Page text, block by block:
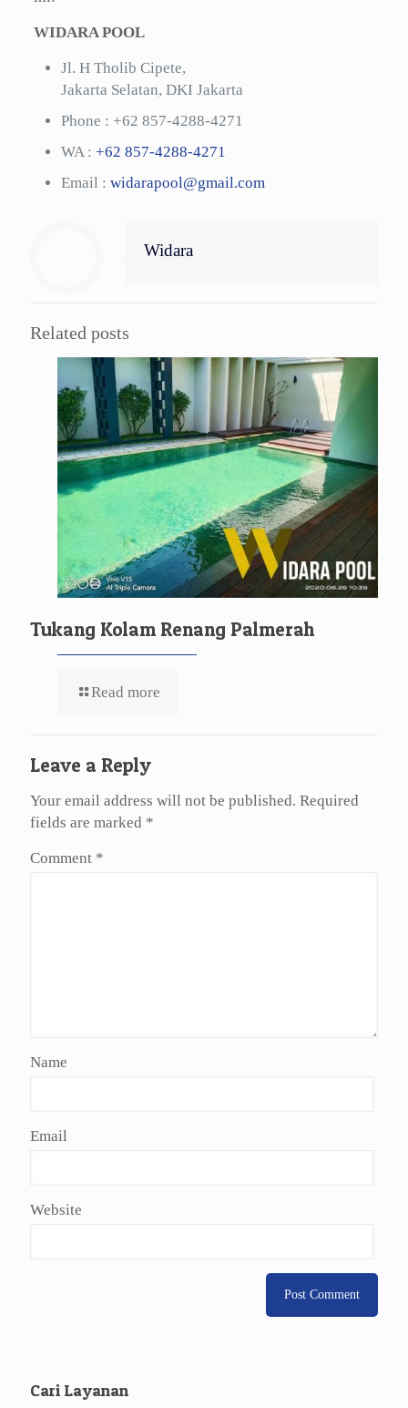
WIDARA POOL
Jl. H Tholib Cipete,
Jakarta Selatan, DKI Jakarta
Phone : +62 857-4288-4271
WA : +62 857-4288-4271
Email : widarapool@gmail.com
Widara
Related posts
Tukang Kolam Renang Palmerah
Read more
Leave a Reply
Your email address will not be published. Required
fields are marked *
Comment *
Name
Email
Website
Cari Layanan